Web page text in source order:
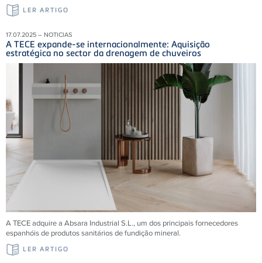
LER ARTIGO
17.07.2025 – NOTICIAS
A TECE expande-se internacionalmente: Aquisição
estratégica no sector da drenagem de chuveiros
A TECE adquire a Absara Industrial S.L., um dos principais fornecedores
espanhóis de produtos sanitários de fundição mineral.
LER ARTIGO